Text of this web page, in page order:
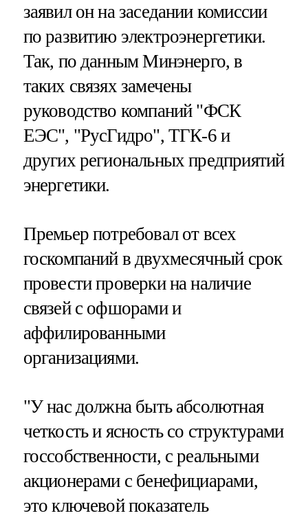
заявил он на заседании комиссии
по развитию электроэнергетики.
Так, по данным Минэнерго, в
таких связях замечены
руководство компаний "ФСК
ЕЭС", "РусГидро", ТГК-6 и
других региональных предприятий
энергетики.
Премьер потребовал от всех
госкомпаний в двухмесячный срок
провести проверки на наличие
связей с офшорами и
аффилированными
организациями.
"У нас должна быть абсолютная
четкость и ясность со структурами
госсобственности, с реальными
акционерами с бенефициарами,
это ключевой показатель